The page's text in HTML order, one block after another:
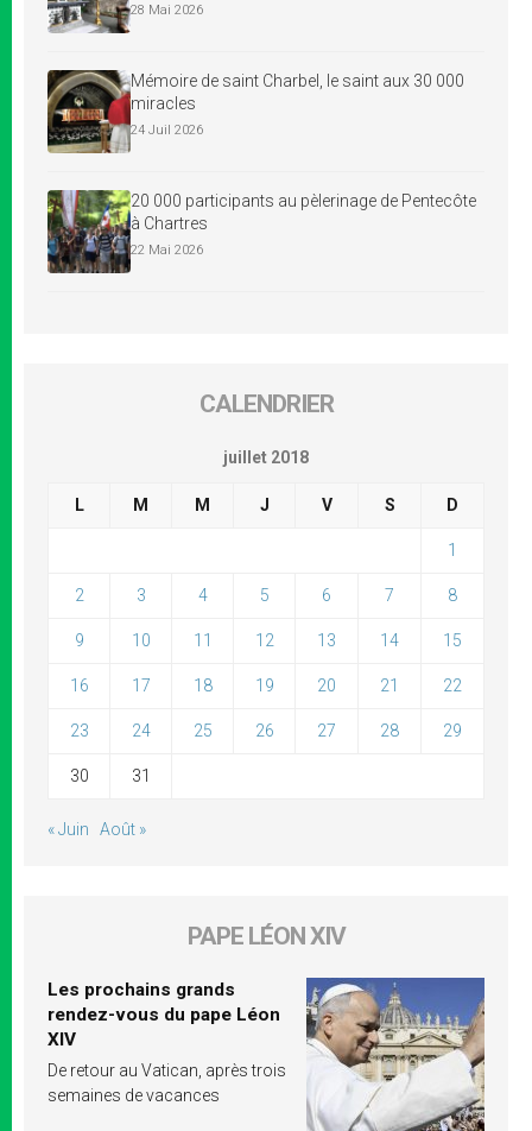
28 Mai 2026
Mémoire de saint Charbel, le saint aux 30 000
miracles
24 Juil 2026
20 000 participants au pèlerinage de Pentecôte
à Chartres
22 Mai 2026
CALENDRIER
juillet 2018
L M M J V S D
1
2 3 4 5 6 7 8
9 10 11 12 13 14 15
16 17 18 19 20 21 22
23 24 25 26 27 28 29
30 31
« Juin Août »
PAPE LÉON XIV
Les prochains grands
rendez-vous du pape Léon
XIV
De retour au Vatican, après trois
semaines de vacances